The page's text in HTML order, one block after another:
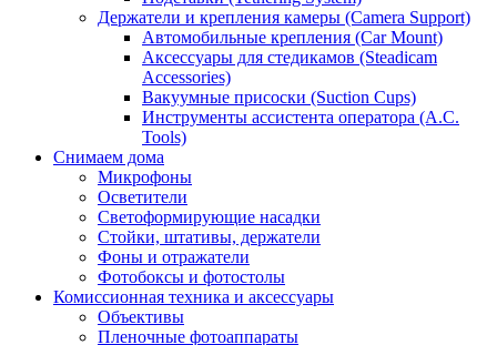
Держатели и крепления камеры (Camera Support)
Автомобильные крепления (Car Mount)
Аксессуары для стедикамов (Steadicam
Accessories)
Вакуумные присоски (Suction Cups)
Инструменты ассистента оператора (A.C.
Tools)
Снимаем дома
Микрофоны
Осветители
Светоформирующие насадки
Стойки, штативы, держатели
Фоны и отражатели
Фотобоксы и фотостолы
Комиссионная техника и аксессуары
Объективы
Пленочные фотоаппараты